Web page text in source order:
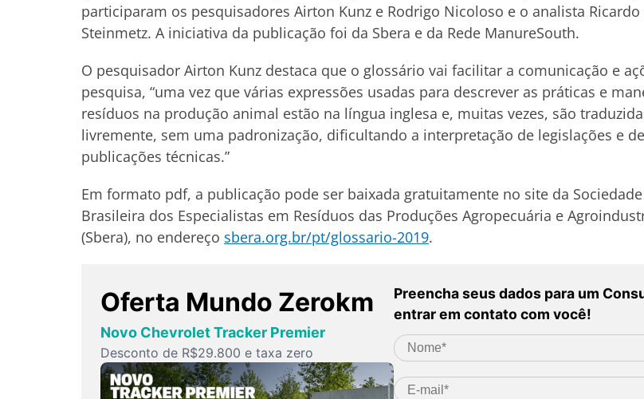
participaram os pesquisadores Airton Kunz e Rodrigo Nicoloso e o analista Ricardo
Steinmetz. A iniciativa da publicação foi da Sbera e da Rede ManureSouth.
O pesquisador Airton Kunz destaca que o glossário vai facilitar a comunicação e
pesquisa, “uma vez que várias expressões usadas para descrever as práticas e
resíduos na produção animal estão na língua inglesa e, muitas vezes, são
livremente, sem uma padronização, dificultando a interpretação de legislações e de
publicações técnicas.”
Em formato pdf, a publicação pode ser baixada gratuitamente no site da Sociedade
Brasileira dos Especialistas em Resíduos das Produções Agropecuária e
(Sbera), no endereço sbera.org.br/pt/glossario-2019.